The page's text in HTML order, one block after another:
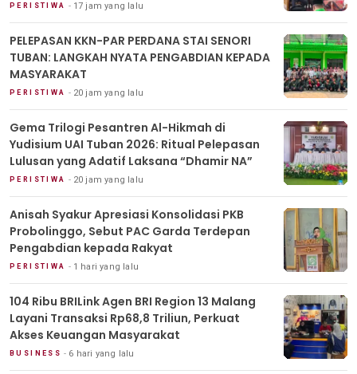
PERISTIWA 17 jam yang lalu
PELEPASAN KKN-PAR PERDANA STAI SENORI
TUBAN: LANGKAH NYATA PENGABDIAN KEPADA
MASYARAKAT
PERISTIWA 20 jam yang lalu
Gema Trilogi Pesantren Al-Hikmah di
Yudisium UAI Tuban 2026: Ritual Pelepasan
Lulusan yang Adatif Laksana “Dhamir NA”
PERISTIWA 20 jam yang lalu
Anisah Syakur Apresiasi Konsolidasi PKB
Probolinggo, Sebut PAC Garda Terdepan
Pengabdian kepada Rakyat
PERISTIWA 1 hari yang lalu
104 Ribu BRILink Agen BRI Region 13 Malang
Layani Transaksi Rp68,8 Triliun, Perkuat
Akses Keuangan Masyarakat
BUSINESS 6 hari yang lalu